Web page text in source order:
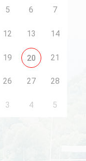
5 6 7
12 13 14
19 20 21
26 27 28
3 4 5